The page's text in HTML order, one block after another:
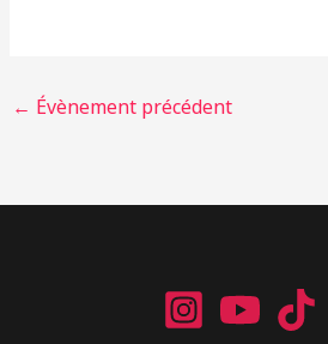
← Évènement précédent